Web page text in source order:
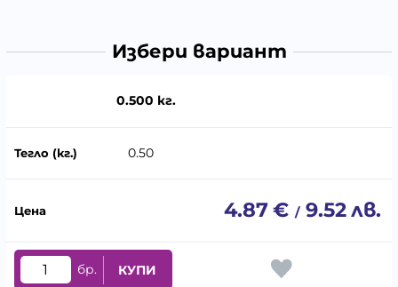
Избери вариант
0.500 кг.
0.50
4.87€ / 9.52лв.
бр. КУПИ